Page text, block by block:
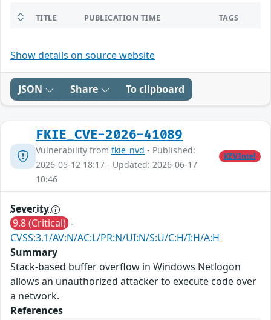
TITLE PUBLICATION TIME TAGS
Show details on source website
JSON Share To clipboard
FKIE_CVE-2026-41089
Vulnerability from fkie_nvd - Published:
2026-05-12 18:17 - Updated: 2026-06-17
10:46
KEVIntel
Severity
9.8 (Critical) -
CVSS:3.1/AV:N/AC:L/PR:N/UI:N/S:U/C:H/I:H/A:H
Summary
Stack-based buffer overflow in Windows Netlogon
allows an unauthorized attacker to execute code over
a network.
References